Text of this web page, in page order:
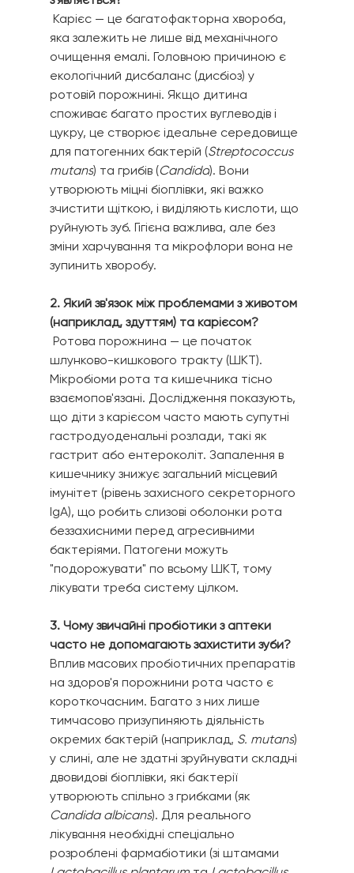
Карієс — це багатофакторна хвороба,
яка залежить не лише від механічного
очищення емалі. Головною причиною є
екологічний дисбаланс (дисбіоз) у
ротовій порожнині. Якщо дитина
споживає багато простих вуглеводів і
цукру, це створює ідеальне середовище
для патогенних бактерій (Streptococcus
mutans) та грибів (Candida). Вони
утворюють міцні біоплівки, які важко
зчистити щіткою, і виділяють кислоти, що
руйнують зуб. Гігієна важлива, але без
зміни харчування та мікрофлори вона не
зупинить хворобу.
2. Який зв'язок між проблемами з животом
(наприклад, здуттям) та карієсом?
Ротова порожнина — це початок
шлунково-кишкового тракту (ШКТ).
Мікробіоми рота та кишечника тісно
взаємопов'язані. Дослідження показують,
що діти з карієсом часто мають супутні
гастродуоденальні розлади, такі як
гастрит або ентероколіт. Запалення в
кишечнику знижує загальний місцевий
імунітет (рівень захисного секреторного
IgA), що робить слизові оболонки рота
беззахисними перед агресивними
бактеріями. Патогени можуть
"подорожувати" по всьому ШКТ, тому
лікувати треба систему цілком.
3. Чому звичайні пробіотики з аптеки
часто не допомагають захистити зуби?
Вплив масових пробіотичних препаратів
на здоров'я порожнини рота часто є
короткочасним. Багато з них лише
тимчасово призупиняють діяльність
окремих бактерій (наприклад, S. mutans)
у слині, але не здатні зруйнувати складні
двовидові біоплівки, які бактерії
утворюють спільно з грибками (як
Candida albicans). Для реального
лікування необхідні спеціально
розроблені фармабіотики (зі штамами